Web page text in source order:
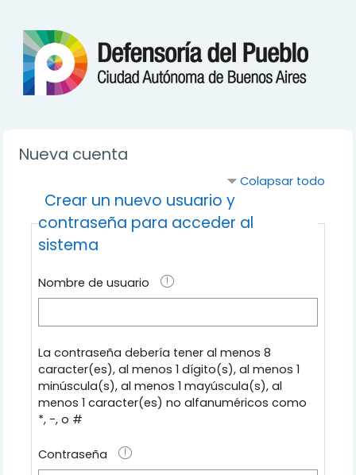
Nueva cuenta
Colapsar todo
Crear un nuevo usuario y
contraseña para acceder al
sistema
Nombre de usuario
La contraseña debería tener al menos 8
caracter(es), al menos 1 dígito(s), al menos 1
minúscula(s), al menos 1 mayúscula(s), al
menos 1 caracter(es) no alfanuméricos como
*, -, o #
Contraseña